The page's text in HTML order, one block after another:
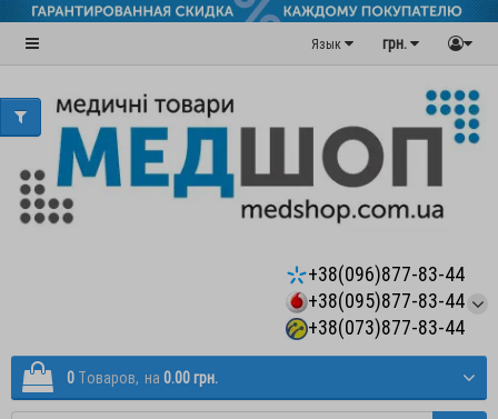
грн.
Язык
+38(096)877-83-44
+38(095)877-83-44
+38(073)877-83-44
0 Tоваров, на 0.00 грн.